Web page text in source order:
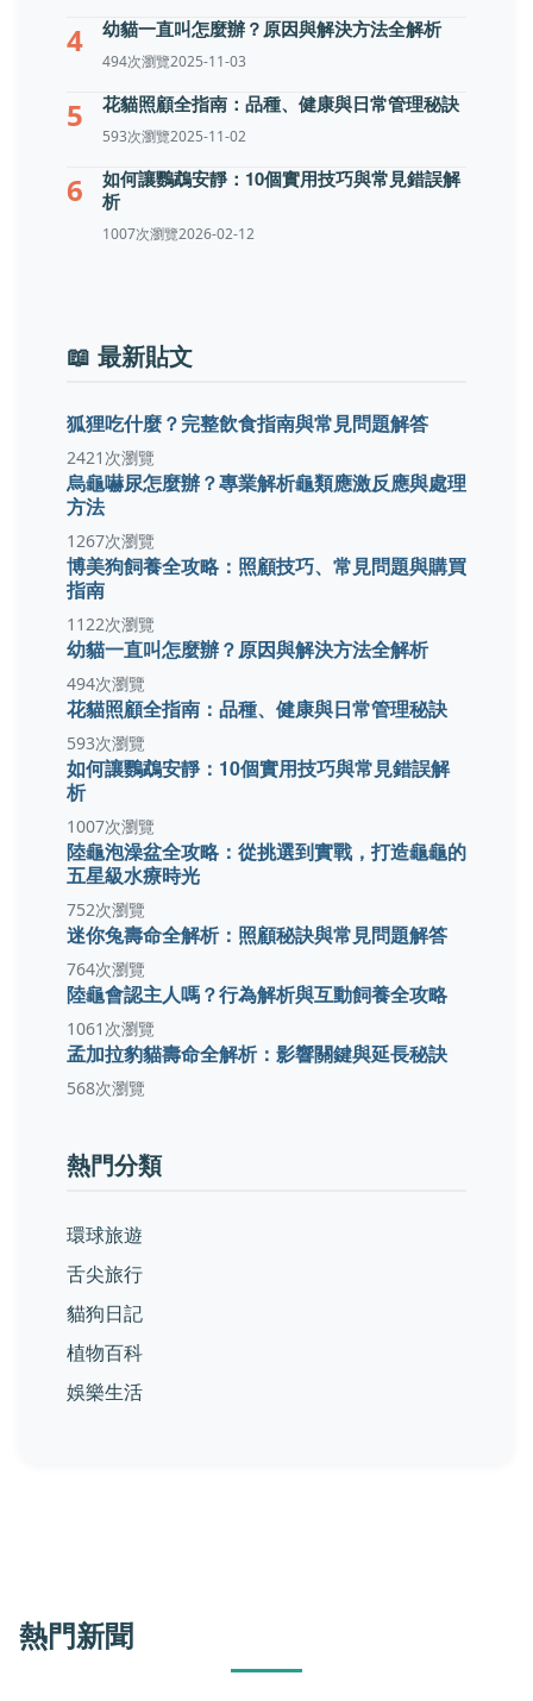
4 幼貓一直叫怎麼辦？原因與解決方法全解析
494次瀏覽2025-11-03
5 花貓照顧全指南：品種、健康與日常管理秘訣
593次瀏覽2025-11-02
6
如何讓鸚鵡安靜：10個實用技巧與常見錯誤解
析
1007次瀏覽2026-02-12
📖 最新貼文
狐狸吃什麼？完整飲食指南與常見問題解答
2421次瀏覽
烏龜嚇尿怎麼辦？專業解析龜類應激反應與處理
方法
1267次瀏覽
博美狗飼養全攻略：照顧技巧、常見問題與購買
指南
1122次瀏覽
幼貓一直叫怎麼辦？原因與解決方法全解析
494次瀏覽
花貓照顧全指南：品種、健康與日常管理秘訣
593次瀏覽
如何讓鸚鵡安靜：10個實用技巧與常見錯誤解
析
1007次瀏覽
陸龜泡澡盆全攻略：從挑選到實戰，打造龜龜的
五星級水療時光
752次瀏覽
迷你兔壽命全解析：照顧秘訣與常見問題解答
764次瀏覽
陸龜會認主人嗎？行為解析與互動飼養全攻略
1061次瀏覽
孟加拉豹貓壽命全解析：影響關鍵與延長秘訣
568次瀏覽
熱門分類
環球旅遊
舌尖旅行
貓狗日記
植物百科
娛樂生活
熱門新聞